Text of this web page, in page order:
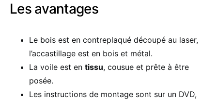
Les avantages
Le bois est en contreplaqué découpé au laser,
l’accastillage est en bois et métal.
La voile est en tissu, cousue et prête à être
posée.
Les instructions de montage sont sur un DVD,